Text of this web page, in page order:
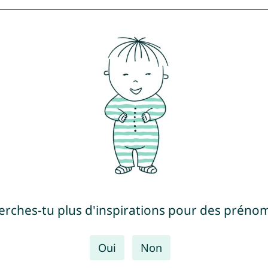
tu plus d'inspirations pour des
Oui Non